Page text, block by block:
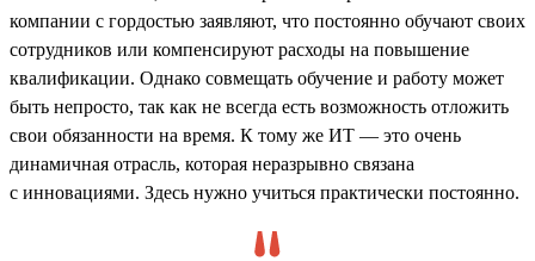
компании с гордостью заявляют, что постоянно обучают своих
сотрудников или компенсируют расходы на повышение
квалификации. Однако совмещать обучение и работу может
быть непросто, так как не всегда есть возможность отложить
свои обязанности на время. К тому же ИТ — это очень
динамичная отрасль, которая неразрывно связана
с инновациями. Здесь нужно учиться практически постоянно.